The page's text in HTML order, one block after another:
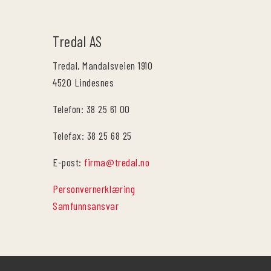
Tredal AS
Tredal, Mandalsveien 1910
4520 Lindesnes
Telefon: 38 25 61 00
Telefax: 38 25 68 25
E-post:firma@tredal.no
Personvernerklæring
Samfunnsansvar